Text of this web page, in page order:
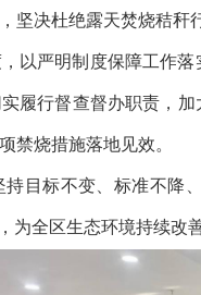
坚决杜绝露天焚烧秸秆
以严明制度保障工作
履行督查督办职责，
禁烧措施落地见效。
目标不变、标准不降
为全区生态环境持续改